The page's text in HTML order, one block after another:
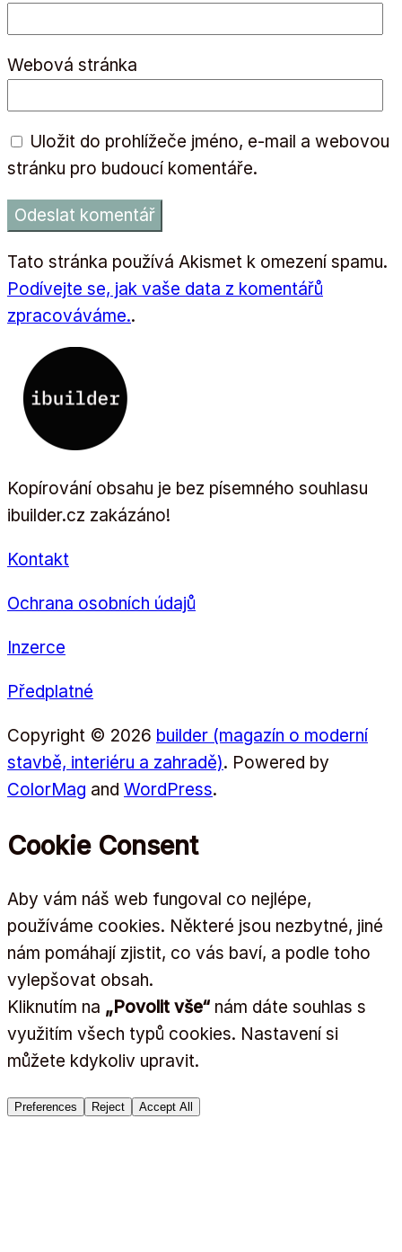
Webová stránka
Uložit do prohlížeče jméno, e-mail a webovou
stránku pro budoucí komentáře.
Tato stránka používá Akismet k omezení spamu.
Podívejte se, jak vaše data z komentářů
zpracováváme..
Kopírování obsahu je bez písemného souhlasu
ibuilder.cz zakázáno!
Kontakt
Ochrana osobních údajů
Inzerce
Předplatné
Copyright © 2026 builder (magazín o moderní
stavbě, interiéru a zahradě). Powered by
ColorMag and WordPress.